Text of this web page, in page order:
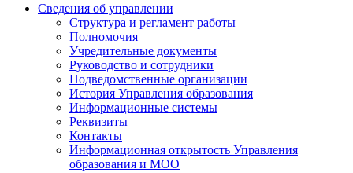
Сведения об управлении
Структура и регламент работы
Полномочия
Учредительные документы
Руководство и сотрудники
Подведомственные организации
История Управления образования
Информационные системы
Реквизиты
Контакты
Информационная открытость Управления
образования и МОО